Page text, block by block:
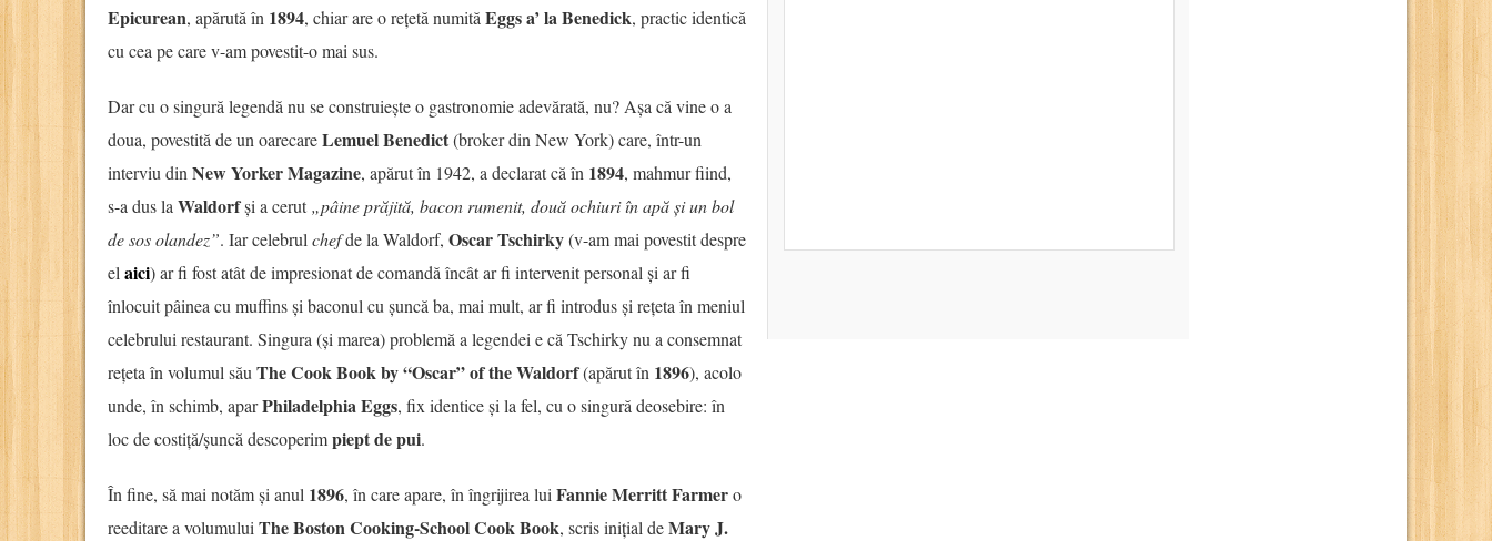
Epicurean, apărută în 1894, chiar are o rețetă numită Eggs a’ la Benedick, practic identică
cu cea pe care v-am povestit-o mai sus.
Dar cu o singură legendă nu se construiește o gastronomie adevărată, nu? Așa că vine o a
doua, povestită de un oarecareLemuel Benedict(broker din New York) care, într-un
interviu din New Yorker Magazine, apărut în 1942, a declarat că în 1894, mahmur fiind,
s-a dus la Waldorfși a cerut„pâine prăjită, bacon rumenit, două ochiuri în apă și un bol
de sos olandez”. Iar celebrul chefde la Waldorf, Oscar Tschirky(v-am mai povestit despre
el aici) ar fi fost atât de impresionat de comandă încât ar fi intervenit personal și ar fi
înlocuit pâinea cu muffins și baconul cu șuncă ba, mai mult, ar fi introdus și rețeta în meniul
celebrului restaurant. Singura (și marea) problemă a legendei e că Tschirky nu a consemnat
rețeta în volumul său The Cook Book by “Oscar” of the Waldorf(apărut în 1896), acolo
unde, în schimb, aparPhiladelphia Eggs, fix identice și la fel, cu o singură deosebire: în
loc de costiță/șuncă descoperimpiept de pui.
În fine, să mai notăm și anul 1896, în care apare, în îngrijirea lui Fannie Merritt Farmero
reeditare a volumului The Boston Cooking-School Cook Book, scris inițial deMary J.